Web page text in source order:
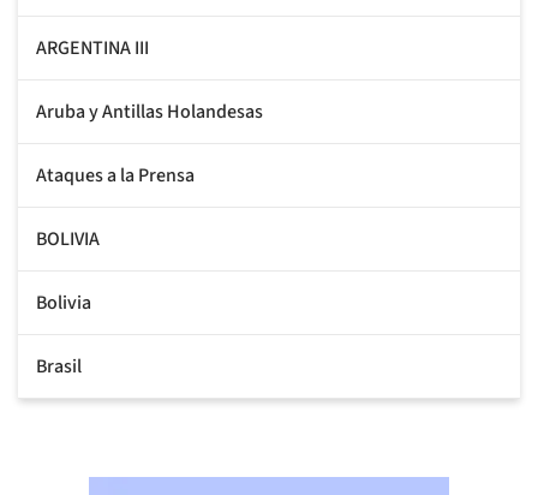
ARGENTINA III
Aruba y Antillas Holandesas
Ataques a la Prensa
BOLIVIA
Bolivia
Brasil